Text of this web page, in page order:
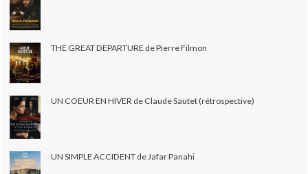
THE GREAT DEPARTURE de Pierre Filmon
UN COEUR EN HIVER de Claude Sautet (rétrospective)
UN SIMPLE ACCIDENT de Jafar Panahi